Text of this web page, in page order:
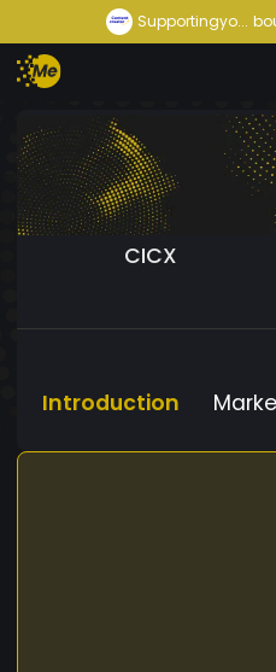
Supportingyo...
CICX
Introduction